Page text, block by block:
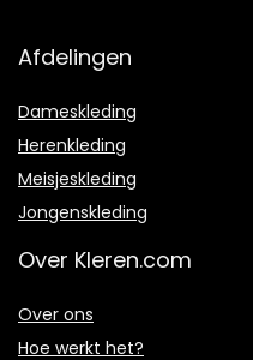
Afdelingen
Dameskleding
Herenkleding
Meisjeskleding
Jongenskleding
Over Kleren.com
Over ons
Hoe werkt het?